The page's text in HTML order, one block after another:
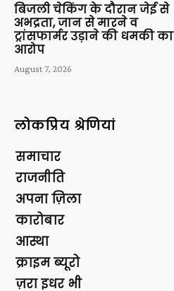
बिजली चेकिंग के दौरान जेई से
अभद्रता, जान से मारने व
ट्रांसफार्मर उड़ाने की धमकी का
आरोप
August 7, 2026
लोकप्रिय श्रेणियां
समाचार
राजनीति
अपना ज़िला
कारोबार
आस्था
क्राइम ब्यूरो
ज़रा इधर भी